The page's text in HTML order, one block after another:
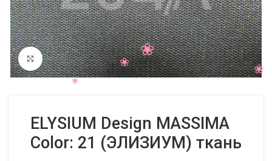
Нажмите, чтобы увеличить
ELYSIUM Design MASSIMA
Color: 21 (ЭЛИЗИУМ) ткань